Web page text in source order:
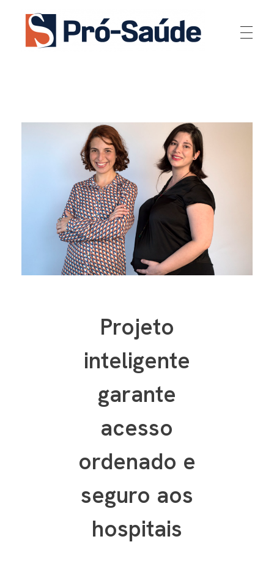
Projeto
inteligente
garante
acesso
ordenado e
seguro aos
hospitais